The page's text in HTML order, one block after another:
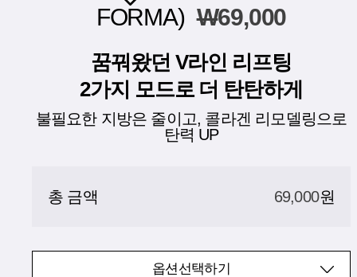
FORMA) W69,000
꿈꿔왔던 V라인 리프팅
2가지 모드로 더 탄탄하게
불필요한 지방은 줄이고, 콜라겐 리모델링으로
탄력 UP
총 금액 69,000원
옵션선택하기